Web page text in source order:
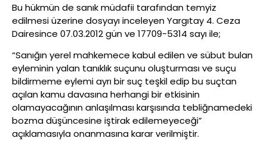
Bu hükmün de sanık müdafii tarafından temyiz
edilmesi üzerine dosyayı inceleyen Yargıtay 4. Ceza
Dairesince 07.03.2012 gün ve 17709-5314 sayı ile;
“Sanığın yerel mahkemece kabul edilen ve sübut bulan
eyleminin yalan tanıklık suçunu oluşturması ve suçu
bildirmeme eylemi ayrı bir suç teşkil edip bu suçtan
açılan kamu davasına herhangi bir etkisinin
olamayacağının anlaşılması karşısında tebliğnamedeki
bozma düşüncesine iştirak edilemeyeceği”
açıklamasıyla onanmasına karar verilmiştir.